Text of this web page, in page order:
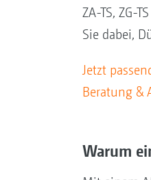
ZA-TS, ZG-
Sie dabei,
Jetzt
Beratung &
Warum